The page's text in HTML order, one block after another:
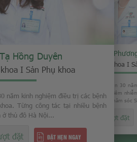
Hồng Duyên
I Sản Phụ khoa
năm kinh nghiệm điều trị các bệnh
Từng công tác tại nhiều bệnh
ở thủ đô Hà Nội...
đặt ĐẶT HẸN NGAY
B.s
Chuyên khoa I
Bác sĩ Loan đã có gần 30
điều trị các bệnh lý viêm
giám đốc Trung tâm chăm sóc
2008 Lượt đặt